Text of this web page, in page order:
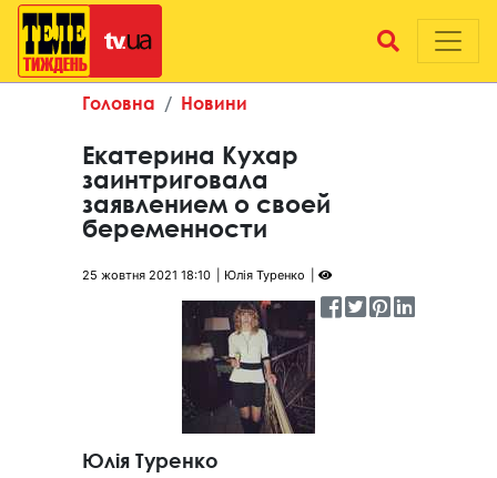
Головна Новини
Екатерина Кухар
заинтриговала
заявлением о своей
беременности
25 жовтня 2021 18:10 Юлія Туренко
Юлія Туренко